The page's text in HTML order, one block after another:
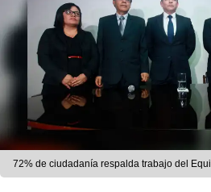
72% de ciudadanía respalda trabajo del